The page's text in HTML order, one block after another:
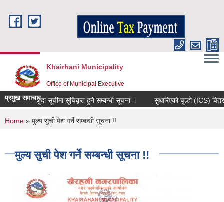
Khairhani Municipality
Office of Municipal Executive
प्रमुख समाचार
मौजुदा सूचीमा सूचिकृत हुने सम्बन्धी सूचना । सुधारिएको चुल्हो (ICS) वितरण
You are here
Home » मुल्य सुची पेश गर्ने सम्बन्धी सूचना !!
मुल्य सुची पेश गर्ने सम्बन्धी सूचना !!